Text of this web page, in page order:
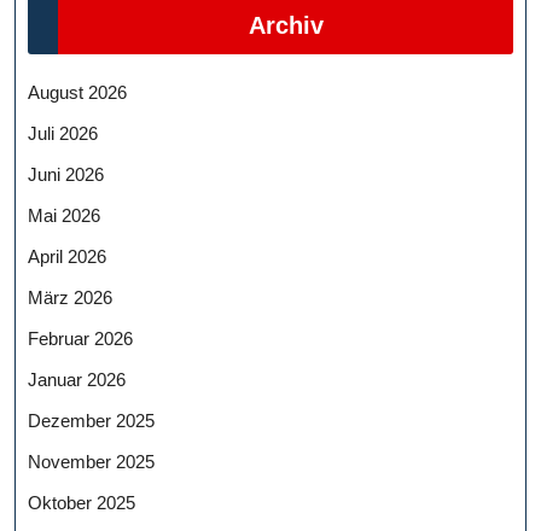
Archiv
August 2026
Juli 2026
Juni 2026
Mai 2026
April 2026
März 2026
Februar 2026
Januar 2026
Dezember 2025
November 2025
Oktober 2025